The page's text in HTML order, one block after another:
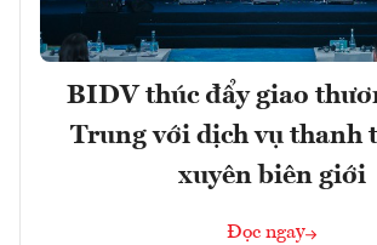
BIDV thúc đẩy giao
Trung với dịch vụ thanh
xuyên biên giới
Đọc ngay